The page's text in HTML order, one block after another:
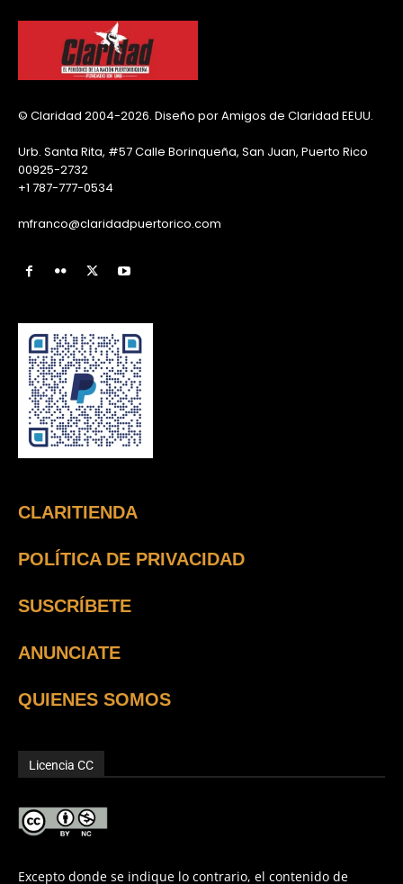
© Claridad 2004-2026. Diseño por Amigos de Claridad EEUU.
Urb. Santa Rita, #57 Calle Borinqueña, San Juan, Puerto Rico
00925-2732
+1 787-777-0534
mfranco@claridadpuertorico.com
CLARITIENDA
POLÍTICA DE PRIVACIDAD
SUSCRÍBETE
ANUNCIATE
QUIENES SOMOS
Licencia CC
Excepto donde se indique lo contrario, el contenido de